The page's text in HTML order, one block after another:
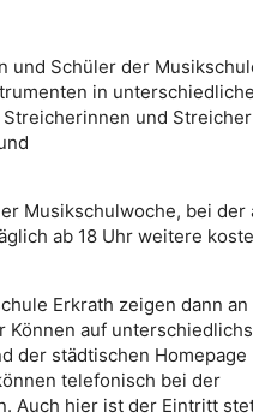
und Schüler der
in
und
Musikschulwoche, bei der
ab 18 Uhr weitere
Erkrath zeigen dann
Können auf
der städtischen Homepage
telefonisch bei der
Auch hier ist der Eintritt